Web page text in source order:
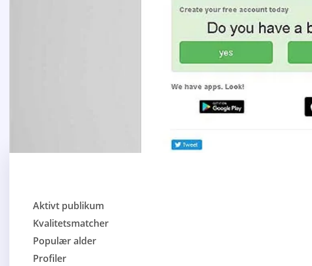
Aktivt publikum
Kvalitetsmatcher
Populær alder
Profiler